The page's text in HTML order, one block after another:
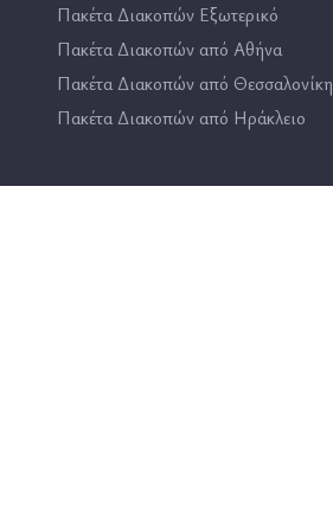
Πακέτα Διακοπών Εξωτερικό
Πακέτα Διακοπών από Αθήνα
Πακέτα Διακοπών από Θεσσαλονίκη
Πακέτα Διακοπών από Ηράκλειο